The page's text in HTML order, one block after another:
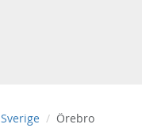
Sverige Örebro